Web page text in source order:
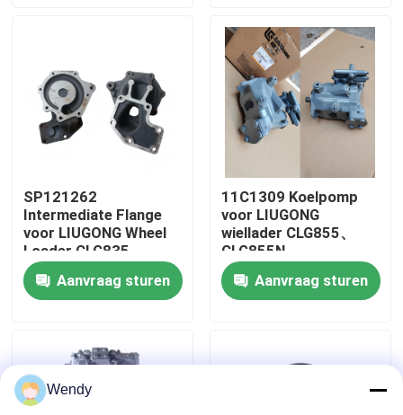
Fabrieksreis
Contacteer ons
Nieuws
Gevallen
bloggen
CLG862N、
CLG870H、CLG888、
CLG890H
SP121262
Intermediate Flange
voor LIUGONG Wheel
Loader CLG835、
CLG835H、CLG836、
CLG836H、ZL30E、
CLG855、CLG862H、
Aanvraag sturen
11C1309 Koelpomp
voor LIUGONG
wiellader CLG855、
CLG855N、
CLG855H、CLG856、
CLG850H、CLG860H
Aanvraag sturen
Wendy